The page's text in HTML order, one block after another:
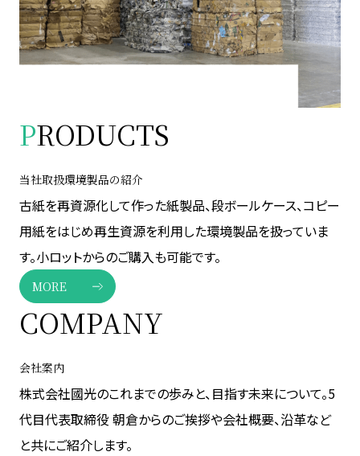
PRODUCTS
当社取扱環境製品の紹介
古紙を再資源化して作った紙製品、段ボールケース、コピー
用紙をはじめ再生資源を利用した環境製品を扱っていま
す。小ロットからのご購入も可能です。
MORE
COMPANY
会社案内
株式会社國光のこれまでの歩みと、目指す未来について。5
代目代表取締役 朝倉からのご挨拶や会社概要、沿革など
と共にご紹介します。